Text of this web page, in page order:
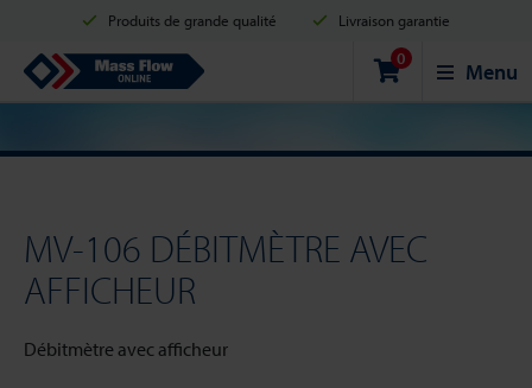
Produits de grande qualité Livraison garantie
Expédition en 2 jours ouvrés Achats sécurisés
Options de paiement: Carte de crédit, PayPal ou Virement bancaire.
Mass Flow Online 0 Menu
MV-106 DÉBITMÈTRE AVEC
AFFICHEUR
Débitmètre avec afficheur